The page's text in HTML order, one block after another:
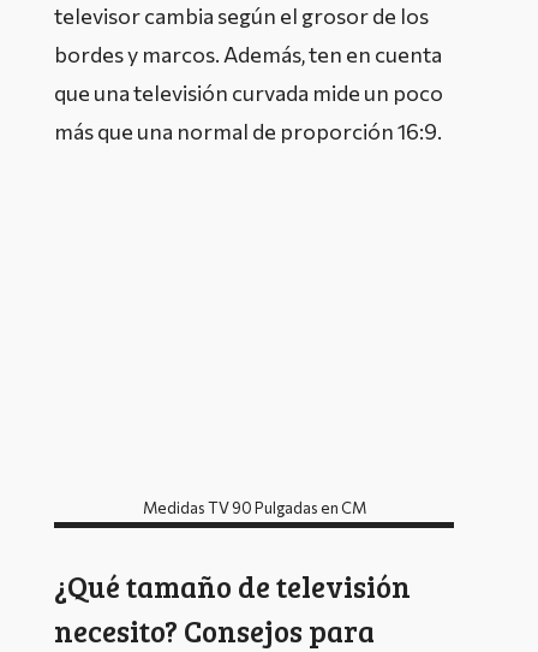
televisor cambia según el grosor de los
bordes y marcos. Además, ten en cuenta
que una televisión curvada mide un poco
más que una normal de proporción 16:9.
Medidas TV 90 Pulgadas en CM
¿Qué tamaño de televisión
necesito? Consejos para